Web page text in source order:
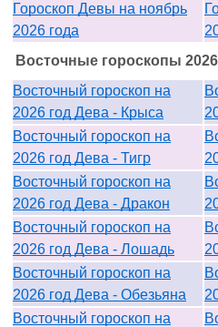
Гороскоп Девы на ноябрь
2026 года
Восточные гороскопы
Восточный гороскоп на
2026 год Дева - Крыса
Восточный гороскоп на
2026 год Дева - Тигр
Восточный гороскоп на
2026 год Дева - Дракон
Восточный гороскоп на
2026 год Дева - Лошадь
Восточный гороскоп на
2026 год Дева - Обезьяна
Восточный гороскоп на